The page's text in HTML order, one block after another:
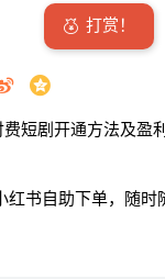
打赏！
费短剧开通方法及盈
红书自助下单，随时